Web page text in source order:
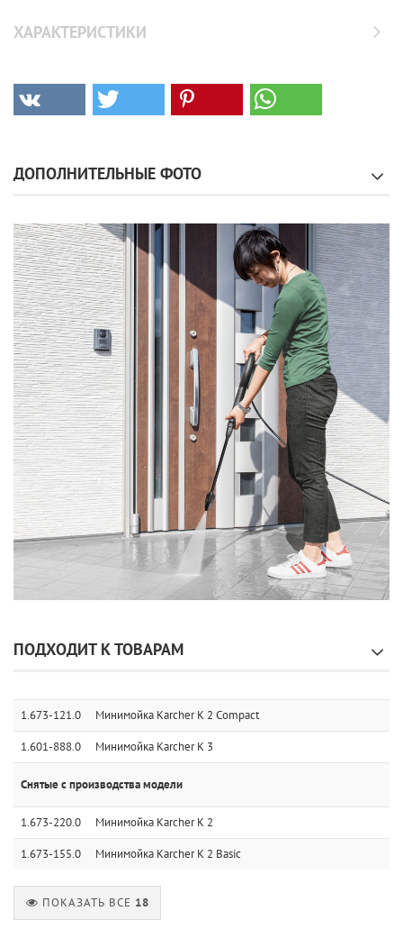
ХАРАКТЕРИСТИКИ
ДОПОЛНИТЕЛЬНЫЕ ФОТО
ПОДХОДИТ К ТОВАРАМ
1.673-121.0 Минимойка Karcher K 2 Compact
1.601-888.0 Минимойка Karcher K 3
Снятые с производства модели
1.673-220.0 Минимойка Karcher K 2
1.673-155.0 Минимойка Karcher K 2 Basic
ПОКАЗАТЬ ВСЕ 18